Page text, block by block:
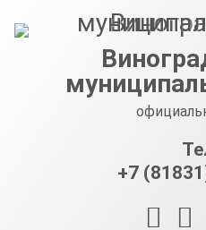
+7
RSS